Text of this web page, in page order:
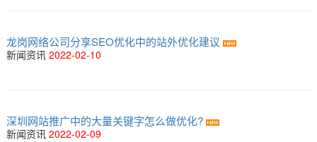
龙岗网络公司分享SEO优化中的站外优化建议
新闻资讯 2022-02-10
深圳网站推广中的大量关键字怎么做优化?
新闻资讯 2022-02-09